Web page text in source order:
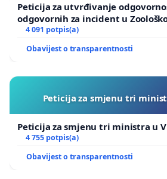
Peticija za utvrđivanje
odgovornih za incident u
Zagreba
4 091 potpis(a)
Obavijest o transparentnosti
Peticija za smjenu tri
Peticija za smjenu tri ministra u
4 755 potpis(a)
Obavijest o transparentnosti